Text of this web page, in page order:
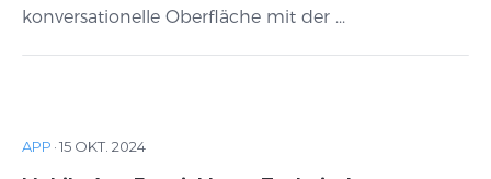
konversationelle Oberfläche mit der ...
APP ·15 OKT. 2024